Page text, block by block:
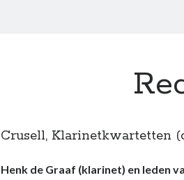
Crusell, Klarinetkwartetten
Henk de Graaf (klarinet) en leden